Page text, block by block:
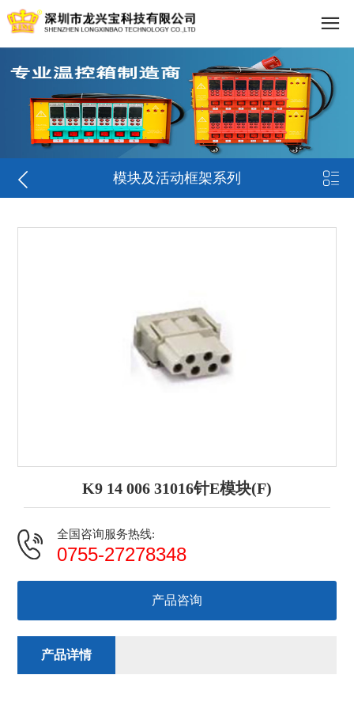
 模块及活动框架系列 
K9 14 006 31016针E模块(F)
全国咨询服务热线:
0755-27278348
产品咨询
产品详情